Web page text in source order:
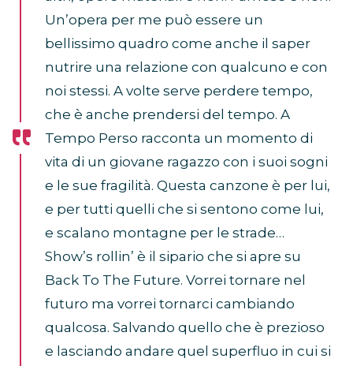
Un’opera per me può essere un
bellissimo quadro come anche il saper
nutrire una relazione con qualcuno e con
noi stessi. A volte serve perdere tempo,
che è anche prendersi del tempo. A
Tempo Perso racconta un momento di
vita di un giovane ragazzo con i suoi sogni
e le sue fragilità. Questa canzone è per lui,
e per tutti quelli che si sentono come lui,
e scalano montagne per le strade…
Show’s rollin’ è il sipario che si apre su
Back To The Future. Vorrei tornare nel
futuro ma vorrei tornarci cambiando
qualcosa. Salvando quello che è prezioso
e lasciando andare quel superfluo in cui si